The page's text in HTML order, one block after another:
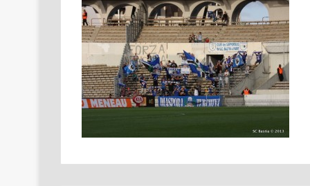
18/03
U novu sitiu di a Diaspora